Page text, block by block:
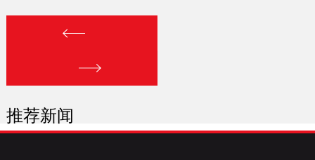
推荐新闻